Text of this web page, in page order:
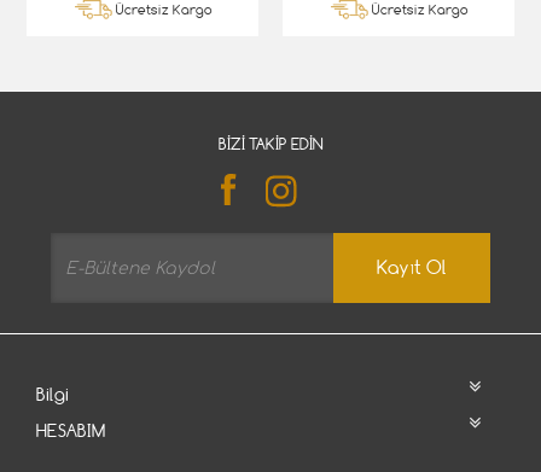
Ücretsiz Kargo Ücretsiz Kargo
BIZI TAKIP EDIN
Kayıt Ol
Bilgi
HESABIM